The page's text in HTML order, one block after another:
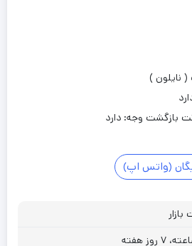
نایلون )
بازگشت وجه: دارد
(واتس اپ)